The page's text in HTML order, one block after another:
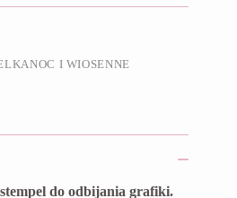
I WIOSENNE
do odbijania grafiki.